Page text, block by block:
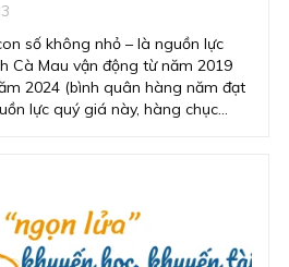
số không nhỏ – là nguồn lực
Cà Mau vận động từ năm 2019
2024 (bình quân hàng năm đạt
lực quý giá này, hàng chục
kịp thời. Song, đây chưa phải là
bên cạnh đó, các cấp Hội
tổ chức vận động từ các doanh
hỗ trợ trực tiếp tại địa phương
bàn tỉnh.